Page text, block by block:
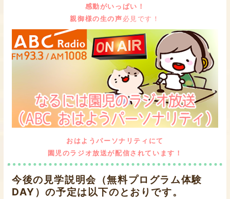
感動がいっぱい！
親御様の生の声 必見です！
おはようパーソナリティにて
園児のラジオ放送が配信されています！
今後の見学説明会（無料プログラム体験
DAY）の予定は以下のとおりです。